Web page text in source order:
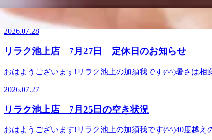
おはようございます!リラク池上の加須我です(^^)8月目前
分のコースですと・11:40～14:50・18:20～18:40以上の
持ちがいい肩甲骨ストレッチで、いつまでも健康で疲れづ
&amp;ボディケアをお試しくださいませ(^^♪皆様のご
日:10:00～20:00土日祝日:10:00〜21:00【住所】東京都大田
2026.07.28
リラク池上店 7月27日 定休日のお知らせ
おはようございます!リラク池上の加須我です(^^)暑さは
せ!..。o○☆○o。..:゜:..。o○☆○o。..:゜:..。o○☆○o。マッサー
ケアを始めてみませんか?ぜひこの機会にリラクの肩甲骨
=★=☆=★=☆=★=☆=★=☆=★=☆=★=☆=☆=★Re.Ra.Ku 池上店平
2026.07.27
リラク池上店 7月25日の空き状況
おはようございます!リラク池上の加須我です(^^)40度越